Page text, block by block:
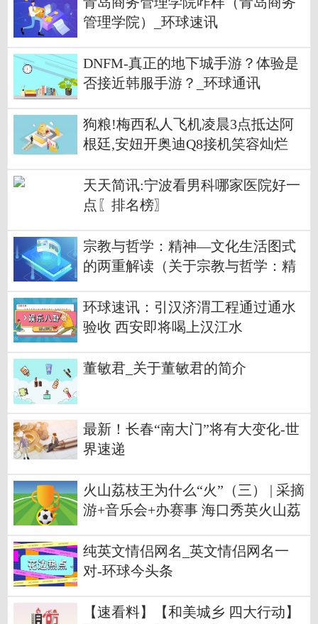
管理学院）_环球速讯
DNFM-真正的地下城手游？体验是
否接近韩服手游？_环球通讯
狗粮!梅西私人飞机凌晨3点抵达阿
根廷,安妞开奥迪Q8接机笑容灿烂
天天简讯:宁波看男科哪家医院好一
点〖排名榜〗
宗教与哲学：精神—文化生活图式
的两重解读（关于宗教与哲学：精
绍）
环球速讯：引汉济渭工程通过通水
验收 西安即将喝上汉江水
董敏君_关于董敏君的简介
最新！长春“南大门”将有大变化-世
界速递
火山荔枝王为什么“火”（三） | 采摘
游+音乐会+办赛事 海口秀英火山荔
日讯
纯英文情侣网名_英文情侣网名一
对-环球今头条
【速看料】【和美城乡 四大行动】